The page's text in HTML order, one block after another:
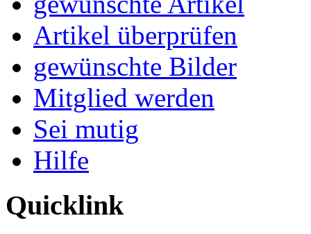
Artikel überprüfen
gewünschte Bilder
Mitglied werden
Sei mutig
Hilfe
Quicklink